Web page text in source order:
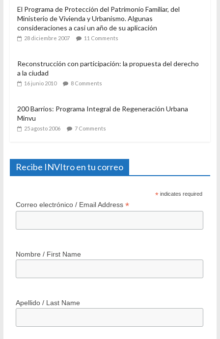
Inmobiliaria Social, EGIS.
2 junio 2009 14 Comments
Las Entidades de Gestión Inmobiliaria Social EGIS y su rol en
21 julio 2006 12 Comments
El Programa de Protección del Patrimonio Familiar, del
consideraciones a casi un año de su aplicación
28 diciembre 2007
25 agosto 2006 7 Comments